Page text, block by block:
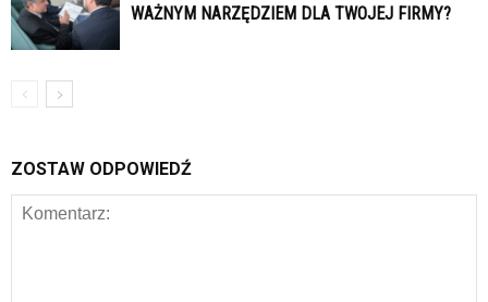
WAŻNYM NARZĘDZIEM DLA TWOJEJ FIRMY?
ZOSTAW ODPOWIEDŹ